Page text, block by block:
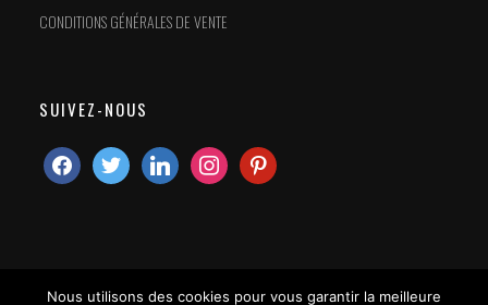
CONDITIONS GÉNÉRALES DE VENTE
SUIVEZ-NOUS
Nous utilisons des cookies pour vous garantir la meilleure